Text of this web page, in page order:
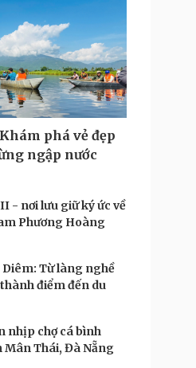
phá vẻ đẹp
ngập nước
- nơi lưu giữ ký ức về
Phương Hoàng
Từ làng nghề
điểm đến du
nhịp chợ cá bình
Mân Thái, Đà Nẵng